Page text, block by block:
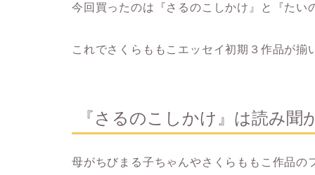
今回買ったのは『さるのこしかけ』と『たい
これでさくらももこエッセイ初期３作品が揃
『さるのこしかけ』は読み聞
母がちびまる子ちゃんやさくらももこ作品